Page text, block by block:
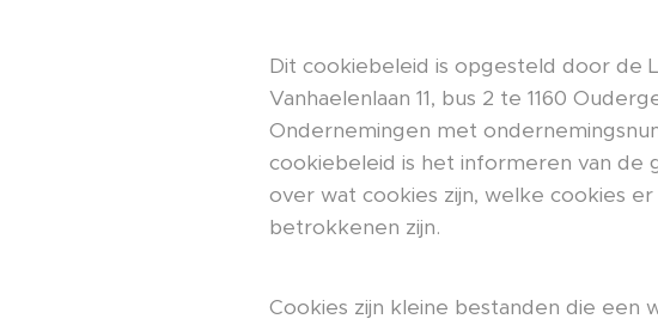
Dit cookiebeleid is opgesteld door de
Vanhaelenlaan 11, bus 2 te 1160
Ondernemingen met
cookiebeleid is het informeren van de
over wat cookies zijn, welke cookies
betrokkenen zijn.
Cookies zijn kleine bestanden die